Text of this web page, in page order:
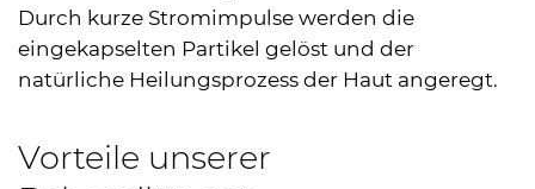
Durch kurze Stromimpulse werden die
eingekapselten Partikel gelöst und der
natürliche Heilungsprozess der Haut angeregt.
Vorteile unserer